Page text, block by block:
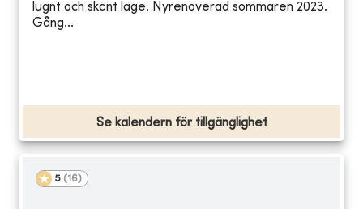
lugnt och skönt läge. Nyrenoverad sommaren 2023.
Gång...
Se kalendern för tillgänglighet
5 (16)